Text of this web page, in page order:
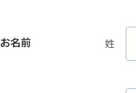
お名前 姓